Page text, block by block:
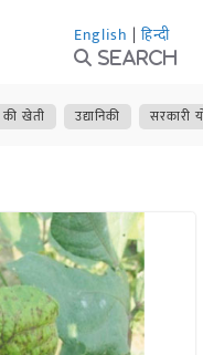
English | हिन्दी
Search
खेती उद्यानिकी सरकारी